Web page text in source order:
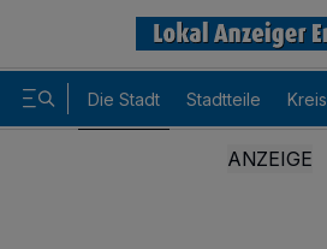
Die Stadt Stadtteile Kreis